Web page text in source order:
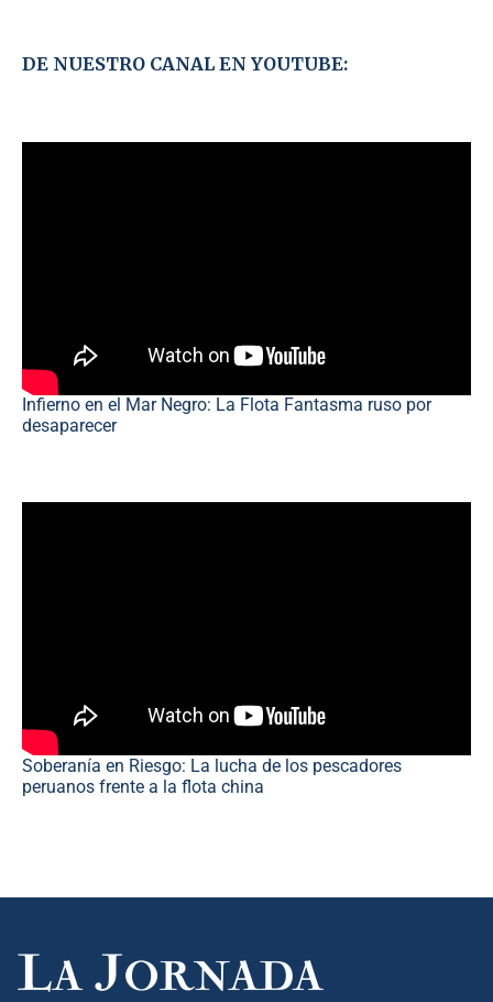
DE NUESTRO CANAL EN YOUTUBE:
Infierno en el Mar Negro: La Flota Fantasma ruso por
desaparecer
Soberanía en Riesgo: La lucha de los pescadores
peruanos frente a la flota china